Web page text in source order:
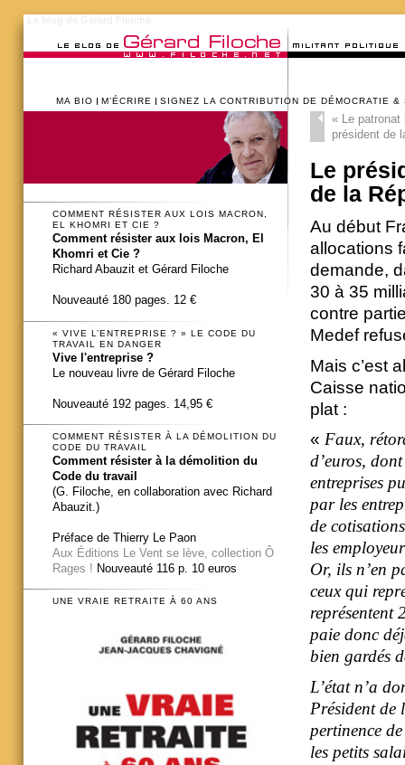
MA BIO M’ÉCRIRE SIGNEZ LA CONTRIBUTION DE DÉMOCRATIE &
«Le patronat
président de
Le
de la
Au début
allocations
demande,
30 à 35
contre
Medef
Mais c’est
Caisse
plat :
« Faux,
d’euros, dont
entreprises
par les
de
les
Or, ils n’en
ceux qui
représentent
paie donc
bien gardés
L’état n’a
Président de
pertinence
les petits
COMMENT RÉSISTER AUX LOIS MACRON,
EL KHOMRI ET CIE ?
Comment résister aux lois Macron, El
Khomri et Cie ?
Richard Abauzit et Gérard Filoche
Nouveauté 180 pages. 12 €
« VIVE L’ENTREPRISE ? » LE CODE DU
TRAVAIL EN DANGER
Vive l'entreprise ?
Le nouveau livre de Gérard Filoche
Nouveauté 192 pages. 14,95 €
COMMENT RÉSISTER À LA DÉMOLITION DU
CODE DU TRAVAIL
Comment résister à la démolition du
Code du travail
(G. Filoche, en collaboration avec Richard
Abauzit.)
Préface de Thierry Le Paon
Aux Éditions Le Vent se lève, collection Ô
Rages ! Nouveauté 116 p. 10 euros
UNE VRAIE RETRAITE À 60 ANS